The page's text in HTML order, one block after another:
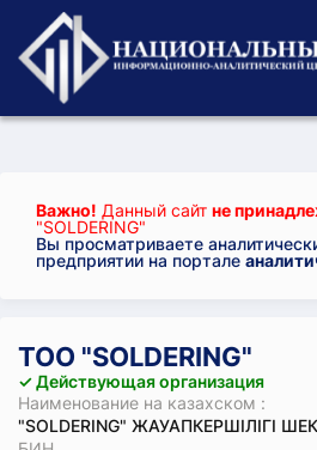
Важно! Данный сайт не
"SOLDERING"
Вы просматриваете
предприятии на портале
ТОО "SOLDERING"
✓ Действующая организация
Наименование на казахском :
"SOLDERING" ЖАУАПКЕРШІЛІГІ